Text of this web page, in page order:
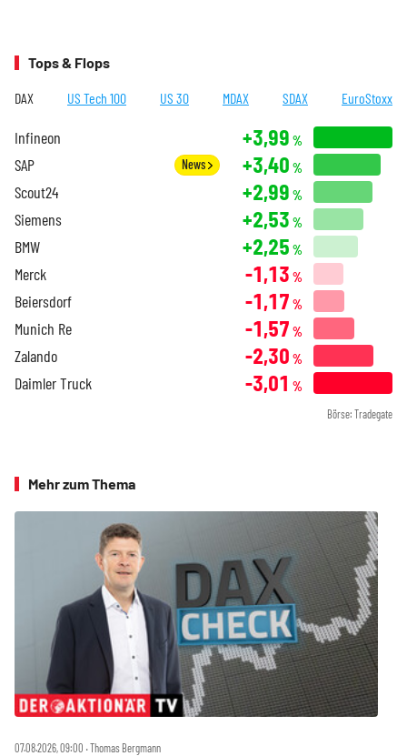
Tops & Flops
DAX US Tech 100 US 30 MDAX SDAX EuroStoxx
Infineon +3,99 %
SAP News +3,40 %
Scout24 +2,99 %
Siemens +2,53 %
BMW +2,25 %
Merck -1,13 %
Beiersdorf -1,17 %
Munich Re -1,57 %
Zalando -2,30 %
Daimler Truck -3,01 %
Börse: Tradegate
Mehr zum Thema
07.08.2026, 09:00 ‧ Thomas Bergmann